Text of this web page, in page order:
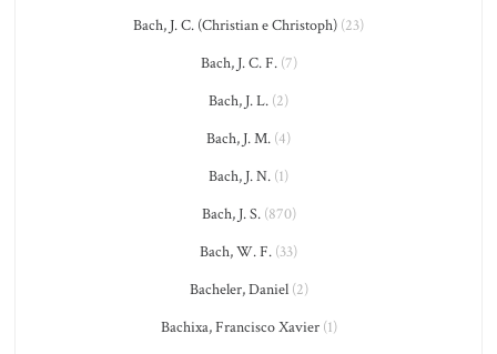
Bach, J. C. (Christian e Christoph) (23)
Bach, J. C. F.(7)
Bach, J. L. (2)
Bach, J. M. (4)
Bach, J. N. (1)
Bach, J. S.(870)
Bach, W. F. (33)
Bacheler, Daniel(2)
Bachixa, Francisco Xavier(1)